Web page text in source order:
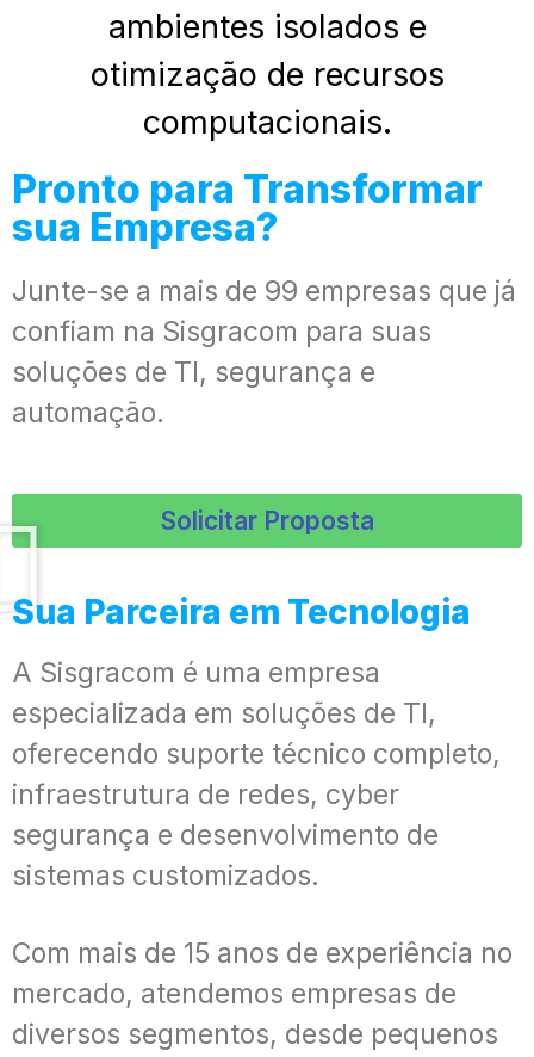
ambientes isolados e
otimização de recursos
computacionais.
Pronto para Transformar
sua Empresa?
Junte-se a mais de 99 empresas que já
confiam na Sisgracom para suas
soluções de TI, segurança e
automação.
Solicitar Proposta
Sua Parceira em Tecnologia
A Sisgracom é uma empresa
especializada em soluções de TI,
oferecendo suporte técnico completo,
infraestrutura de redes, cyber
segurança e desenvolvimento de
sistemas customizados.
Com mais de 15 anos de experiência no
mercado, atendemos empresas de
diversos segmentos, desde pequenos